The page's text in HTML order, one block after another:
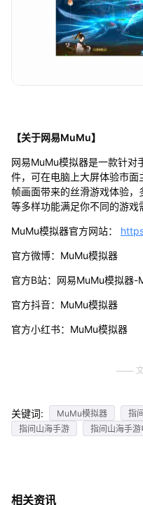
【关于网易MuMu】
网易MuMu模拟器是一款针对
件，可在电脑上大屏体验市
帧画面带来的丝滑游戏体验
等多样功能满足你不同的游戏
MuMu模拟器官方网站：
官方微博：MuMu模拟器
官方B站：网易MuMu模拟器-
官方抖音：MuMu模拟器
官方小红书：MuMu模拟器
关键词: MuMu模拟器 指
指间山海手游
指间山海手游
相关资讯